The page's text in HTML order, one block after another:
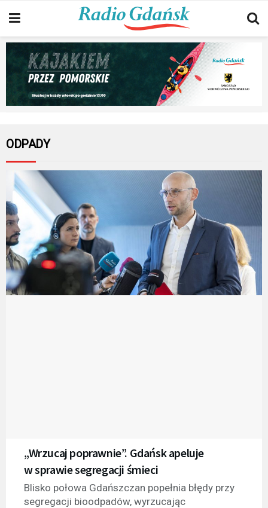
ODPADY
„Wrzucaj poprawnie”. Gdańsk apeluje
w sprawie segregacji śmieci
Blisko połowa Gdańszczan popełnia błędy przy
segregacji bioodpadów, wyrzucając